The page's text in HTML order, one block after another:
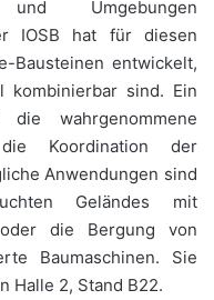
Umgebungen
IOSB hat für diesen
Bausteinen entwickelt,
sind. Ein
wahrgenommene
Koordination der
Anwendungen sind
Geländes mit
die Bergung von
Baumaschinen. Sie
Halle 2, Stand B22.